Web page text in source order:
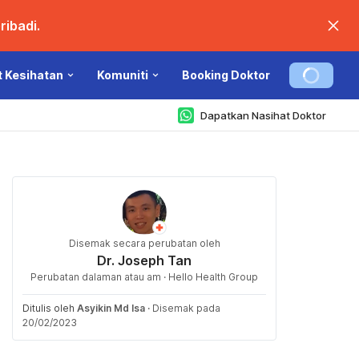
Kesihatan Komuniti Booking Doktor
Dapatkan Nasihat Doktor
Disemak secara perubatan oleh
Dr. Joseph Tan
Perubatan dalaman atau am · Hello Health Group
Ditulis oleh Asyikin Md Isa · Disemak pada
20/02/2023